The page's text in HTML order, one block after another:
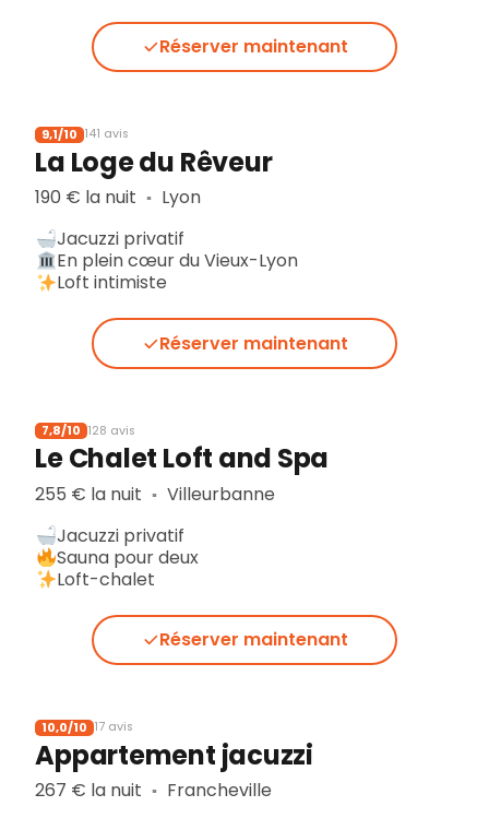
Réserver maintenant
9,1/10 141 avis
La Loge du Rêveur
190 € la nuit ▪︎ Lyon
Jacuzzi privatif
En plein cœur du Vieux-Lyon
Loft intimiste
Réserver maintenant
7,8/10 128 avis
Le Chalet Loft and Spa
255 € la nuit ▪︎ Villeurbanne
Jacuzzi privatif
Sauna pour deux
Loft-chalet
Réserver maintenant
10,0/10 17 avis
Appartement jacuzzi
267 € la nuit ▪︎ Francheville